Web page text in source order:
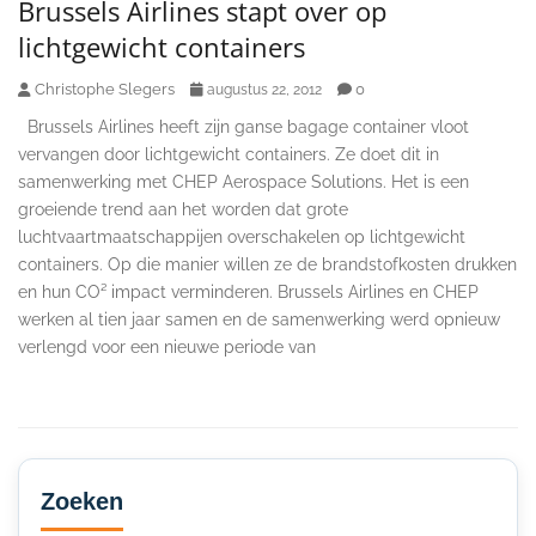
Brussels Airlines stapt over op
lichtgewicht containers
Christophe Slegers augustus 22, 2012 0
Brussels Airlines heeft zijn ganse bagage container vloot
vervangen door lichtgewicht containers. Ze doet dit in
samenwerking met CHEP Aerospace Solutions. Het is een
groeiende trend aan het worden dat grote
luchtvaartmaatschappijen overschakelen op lichtgewicht
containers. Op die manier willen ze de brandstofkosten drukken
en hun CO² impact verminderen. Brussels Airlines en CHEP
werken al tien jaar samen en de samenwerking werd opnieuw
verlengd voor een nieuwe periode van
Secondary
Sidebar
Zoeken